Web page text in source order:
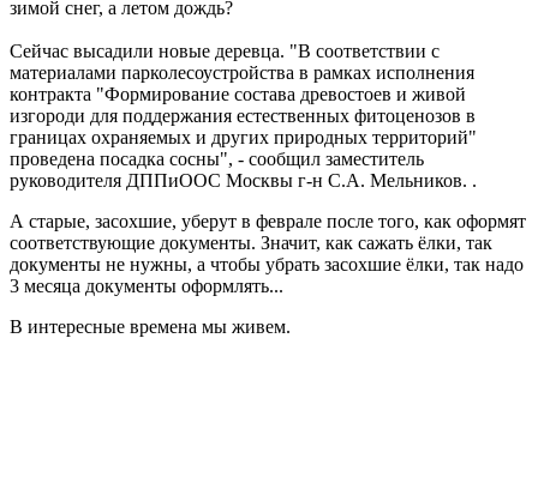
зимой снег, а летом дождь?
Сейчас высадили новые деревца. "В соответствии с
материалами парколесоустройства в рамках исполнения
контракта "Формирование состава древостоев и живой
изгороди для поддержания естественных фитоценозов в
границах охраняемых и других природных территорий"
проведена посадка сосны", - сообщил заместитель
руководителя ДППиООС Москвы г-н С.А. Мельников. .
А старые, засохшие, уберут в феврале после того, как оформят
соответствующие документы. Значит, как сажать ёлки, так
документы не нужны, а чтобы убрать засохшие ёлки, так надо
3 месяца документы оформлять...
В интересные времена мы живем.